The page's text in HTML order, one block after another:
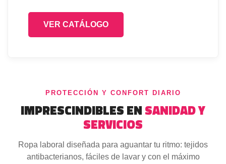
VER CATÁLOGO
PROTECCIÓN Y CONFORT DIARIO
IMPRESCINDIBLES ENSANIDAD Y
SERVICIOS
Ropa laboral diseñada para aguantar tu ritmo: tejidos
antibacterianos, fáciles de lavar y con el máximo